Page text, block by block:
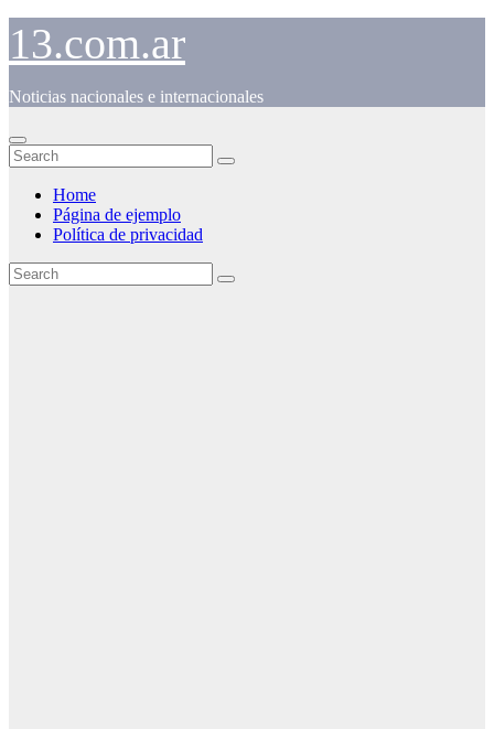
Skip
content
13.com.ar
Noticias nacionales e internacionales
Home
Página de ejemplo
Política de privacidad